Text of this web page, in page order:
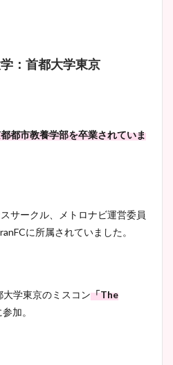
大家彩香アナのかわいいカッ
イエット方は？昔と現在を画
：首都大学東京
都市教養学部を卒業されていま
サークル、メトロナビ運営委員
に所属されていました。
学東京のミスコン「The
加。